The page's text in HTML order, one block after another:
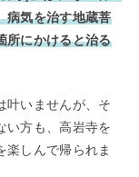
病気を治す地蔵菩
所にかけると治る
叶いませんが、そ
い方も、高岩寺を
楽しんで帰られま